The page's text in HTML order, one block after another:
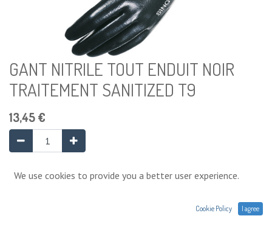
GANT NITRILE TOUT ENDUIT NOIR
TRAITEMENT SANITIZED T9
13,45€
Ajouter au panier
We use cookies to provide you a better user experience.
Cookie Policy I agree